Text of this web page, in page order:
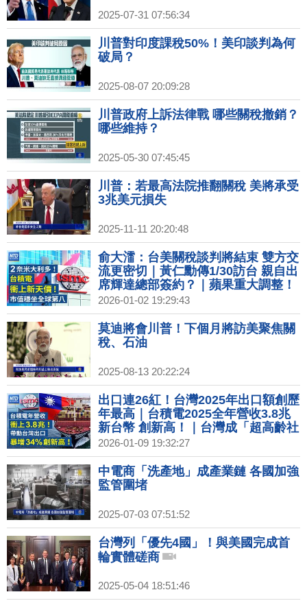
2025-07-31 07:56:34
川普對印度課稅50%！美印談判為何
破局？
2025-08-07 20:09:28
川普政府上訴法律戰 哪些關稅撤銷？
哪些維持？
2025-05-30 07:45:45
川普：若最高法院推翻關稅 美將承受
3兆美元損失
2025-11-11 20:20:48
俞大㵢：台美關稅談判將結束 雙方交
流更密切｜黃仁勳傳1/30訪台 親自出
席輝達總部簽約？｜蘋果重大調整！
2026年或不發表iPhone 18｜2026超
級獨角獸IPO潮！SpaceX、OpenAI
拚兆元身價
2026-01-02 19:29:43
莫迪將會川普！下個月將訪美聚焦關
稅、石油
2025-08-13 20:22:24
出口連26紅！台灣2025年出口額創歷
年最高｜台積電2025全年營收3.8兆
新台幣 創新高！｜台灣成「超高齡社
會」！65歲以上人口逾20％｜全球石
油巨頭今赴華府會川普 討論委內瑞拉
石油
2026-01-09 19:32:27
中電商「洗產地」成產業鏈 各國加強
監管圍堵
2025-07-03 07:51:52
台灣列「優先4國」！與美國完成首
輪實體磋商
2025-05-04 18:51:46